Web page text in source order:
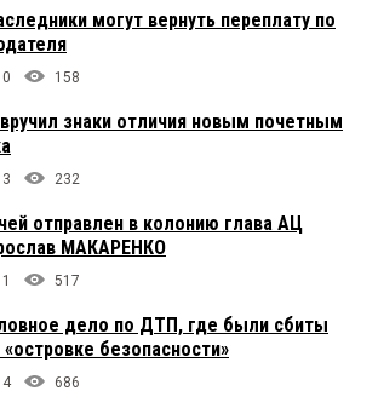
могут вернуть переплату по
0 158
знаки отличия новым почетным
3 232
отправлен в колонию глава АЦ
МАКАРЕНКО
1 517
дело по ДТП, где были сбиты
безопасности»
4 686